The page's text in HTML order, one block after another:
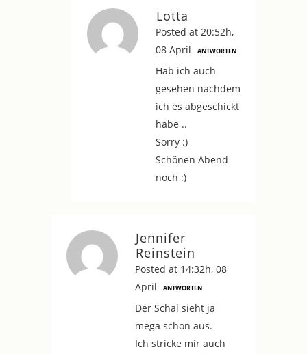
Lotta
Posted at 20:52h,
08 April
ANTWORTEN
Hab ich auch
gesehen nachdem
ich es abgeschickt
habe ..
Sorry :)
Schönen Abend
noch :)
Jennifer
Reinstein
Posted at 14:32h, 08
April
ANTWORTEN
Der Schal sieht ja
mega schön aus.
Ich stricke mir auch